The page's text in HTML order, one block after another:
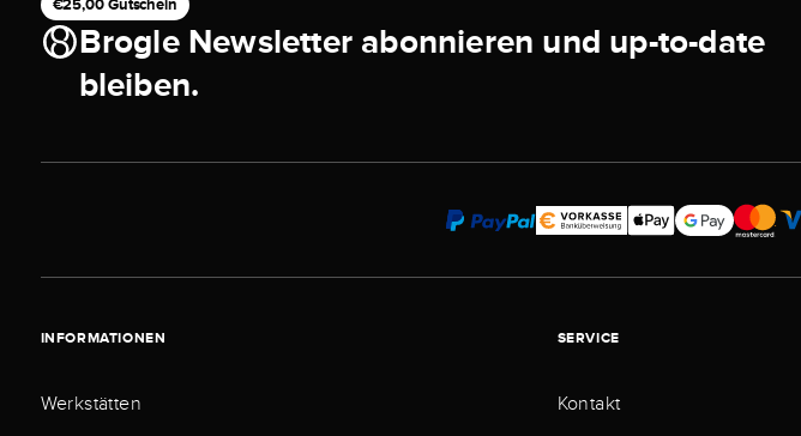
€25,00 Gutschein
Brogle Newsletter abonnieren und up-to-date
bleiben.
INFORMATIONEN
Werkstätten
SERVICE
Kontakt